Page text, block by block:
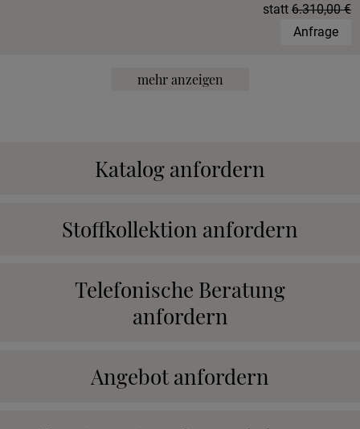
statt 6.310,00 €
Anfrage
mehr anzeigen
Katalog anfordern
Stoffkollektion anfordern
Telefonische Beratung
anfordern
Angebot anfordern